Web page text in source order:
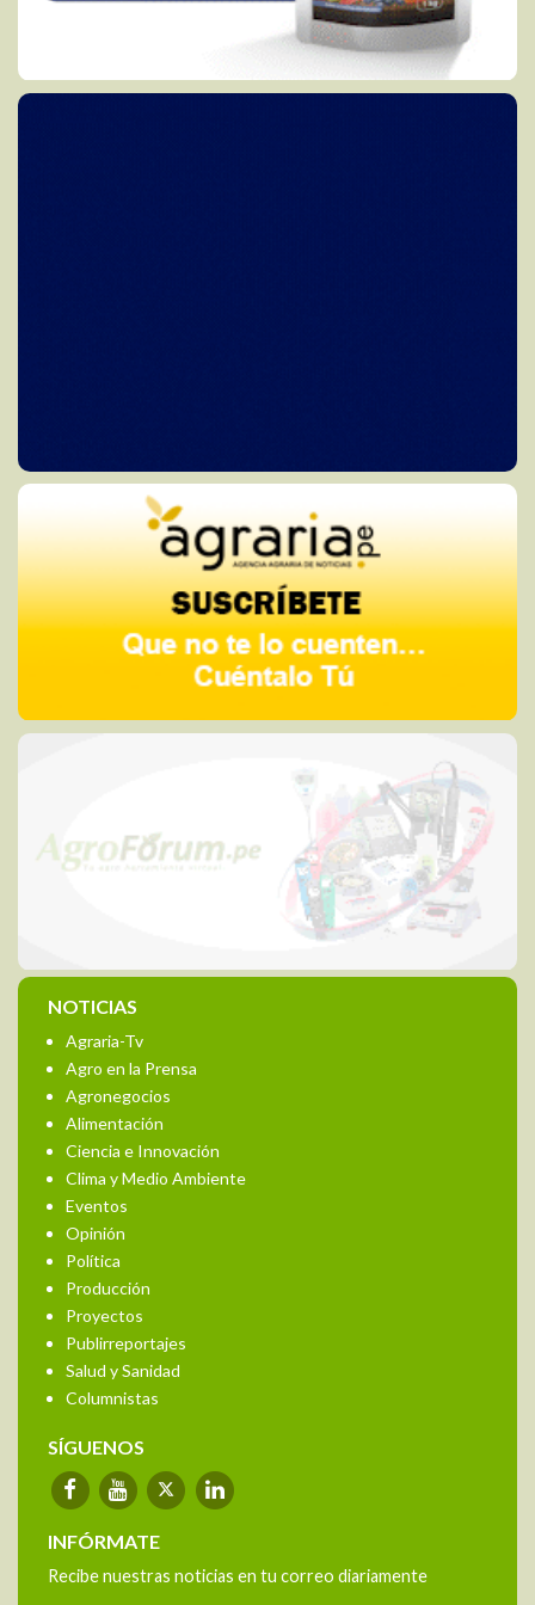
NOTICIAS
Agraria-Tv
Agro en la Prensa
Agronegocios
Alimentación
Ciencia e Innovación
Clima y Medio Ambiente
Eventos
Opinión
Política
Producción
Proyectos
Publirreportajes
Salud y Sanidad
Columnistas
SÍGUENOS
INFÓRMATE
Recibe nuestras noticias en tu correo diariamente